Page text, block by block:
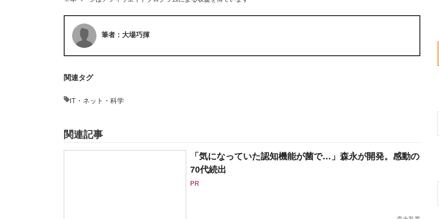
筆者：大場巧揮
関連タグ
IT・ネット・科学
関連記事
「気になっていた認知機能が菌で…」森永が開発。感動の
70代続出
PR